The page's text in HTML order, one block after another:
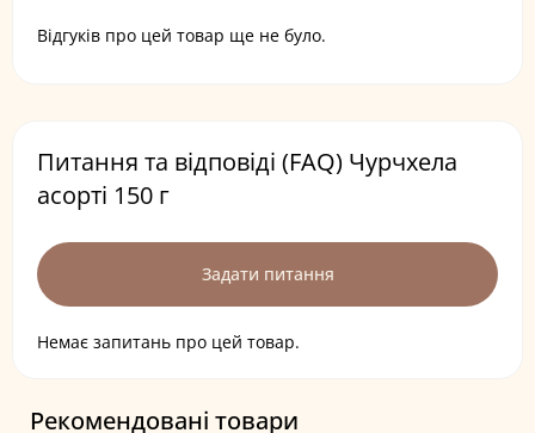
Відгуків про цей товар ще не було.
Питання та відповіді (FAQ) Чурчхела
асорті 150 г
Задати питання
Немає запитань про цей товар.
Рекомендовані товари